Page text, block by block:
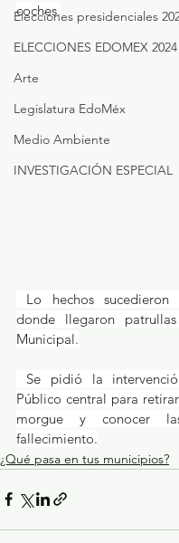
Elecciones presidenciales
ELECCIONES EDOMEX 2024
Arte
Legislatura EdoMéx
Medio Ambiente
INVESTIGACIÓN ESPECIAL
coches.
donde llegaron
Municipal.
Público central para
morgue y conocer
fallecimiento.
¿Qué pasa en tus municipios?